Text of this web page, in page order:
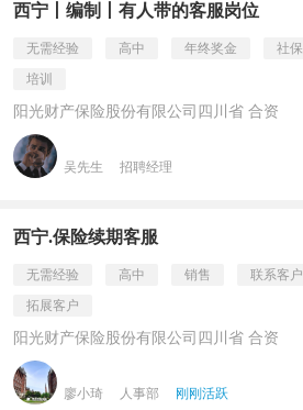
西宁丨编制丨有人带的客服岗位
无需经验 高中 年终奖金 社保
培训
阳光财产保险股份有限公司四川省 合资
吴先生 招聘经理
西宁.保险续期客服
无需经验 高中 销售 联系客户
拓展客户
阳光财产保险股份有限公司四川省 合资
廖小琦 人事部 刚刚活跃